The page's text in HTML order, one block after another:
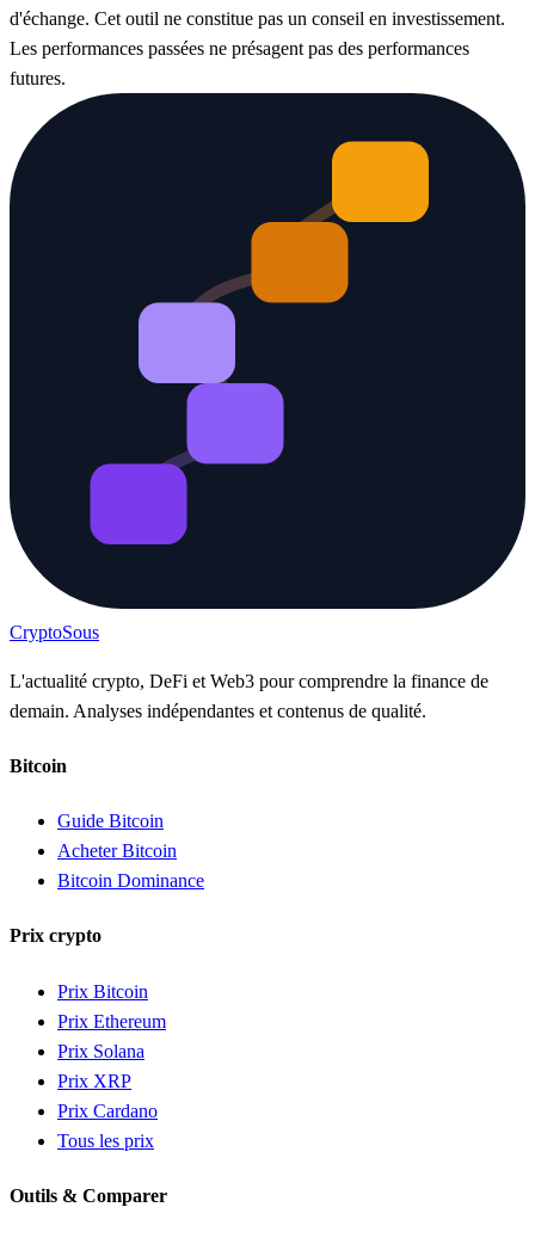
d'échange. Cet outil ne constitue pas un conseil en investissement.
Les performances passées ne présagent pas des performances
futures.
CryptoSous
L'actualité crypto, DeFi et Web3 pour comprendre la finance de
demain. Analyses indépendantes et contenus de qualité.
Bitcoin
Guide Bitcoin
Acheter Bitcoin
Bitcoin Dominance
Prix crypto
Prix Bitcoin
Prix Ethereum
Prix Solana
Prix XRP
Prix Cardano
Tous les prix
Outils & Comparer